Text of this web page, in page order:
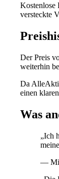
Kostenlose
versteckte
Der Preis
weiterhin
Da
einen
Was
„Ich
—